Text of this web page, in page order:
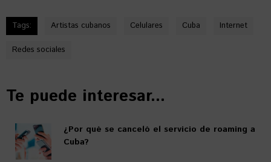
Tags: Artistas cubanos Celulares Cuba Internet
Redes sociales
Te puede interesar...
¿Por qué se canceló el servicio de roaming a
Cuba?